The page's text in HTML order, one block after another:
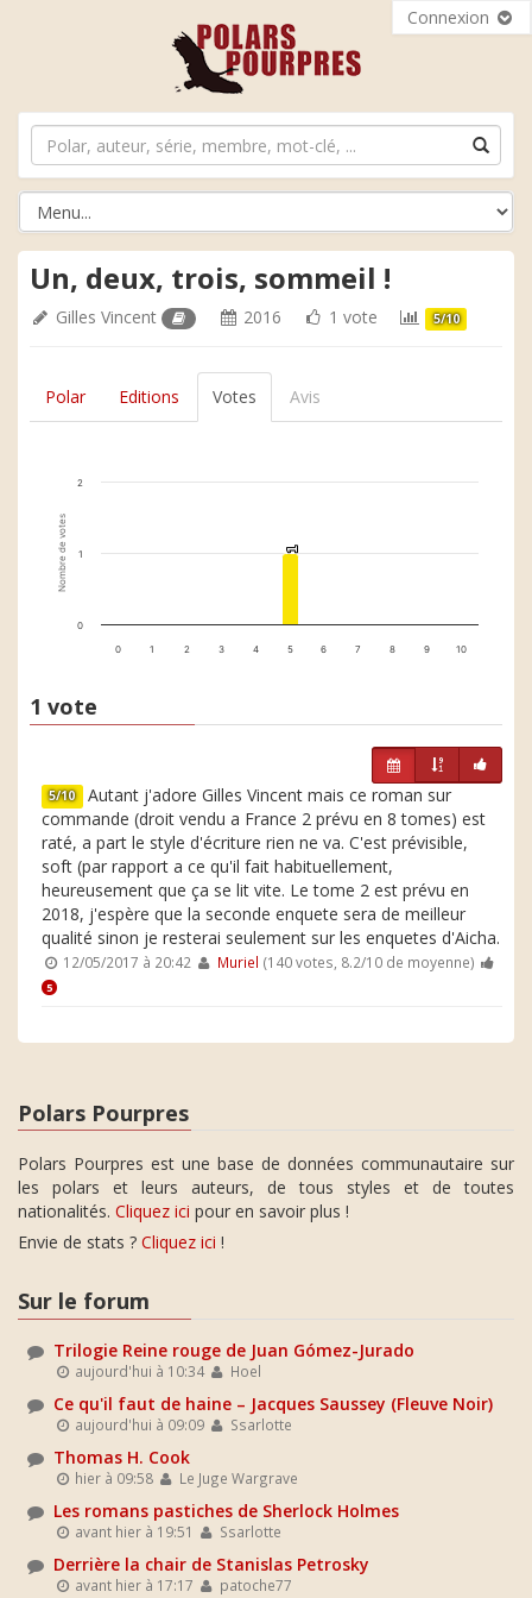
Connexion
Un, deux, trois, sommeil !
Gilles Vincent 2016 1 vote 5/10
Polar Editions Votes Avis
Nombre de votes 1
1
0 1 2 3 4 5 6 7 8 9 10
0
1
2
1 vote
5/10 Autant j'adore Gilles Vincent mais ce roman sur
commande (droit vendu a France 2 prévu en 8 tomes) est
raté, a part le style d'écriture rien ne va. C'est prévisible,
soft (par rapport a ce qu'il fait habituellement,
heureusement que ça se lit vite. Le tome 2 est prévu en
2018, j'espère que la seconde enquete sera de meilleur
qualité sinon je resterai seulement sur les enquetes d'Aicha.
12/05/2017 à 20:42 Muriel (140 votes, 8.2/10 de moyenne)
5
Polars Pourpres
Polars Pourpres est une base de données communautaire sur
les polars et leurs auteurs, de tous styles et de toutes
nationalités. Cliquez ici pour en savoir plus !
Envie de stats ? Cliquez ici !
Sur le forum
Trilogie Reine rouge de Juan Gómez-Jurado
aujourd'hui à 10:34 Hoel
Ce qu'il faut de haine – Jacques Saussey (Fleuve Noir)
aujourd'hui à 09:09 Ssarlotte
Thomas H. Cook
hier à 09:58 Le Juge Wargrave
Les romans pastiches de Sherlock Holmes
avant hier à 19:51 Ssarlotte
Derrière la chair de Stanislas Petrosky
avant hier à 17:17 patoche77